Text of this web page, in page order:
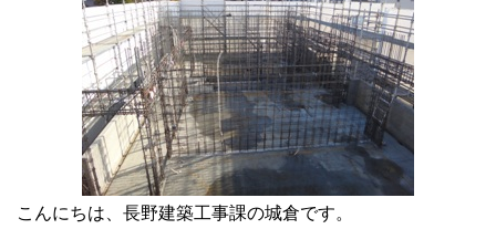
こんにちは、長野建築工事課の城倉です。